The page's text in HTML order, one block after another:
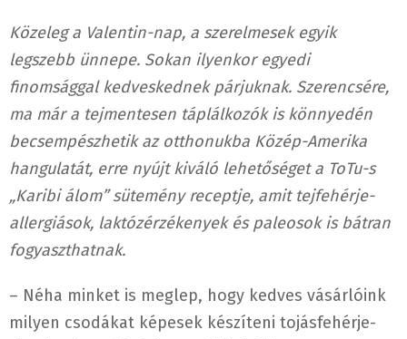
Közeleg a Valentin-nap, a szerelmesek egyik
legszebb ünnepe. Sokan ilyenkor egyedi
finomsággal kedveskednek párjuknak. Szerencsére,
ma már a tejmentesen táplálkozók is könnyedén
becsempészhetik az otthonukba Közép-Amerika
hangulatát, erre nyújt kiváló lehetőséget a ToTu-s
„Karibi álom” sütemény receptje, amit tejfehérje-
allergiások, laktózérzékenyek és paleosok is bátran
fogyaszthatnak.
– Néha minket is meglep, hogy kedves vásárlóink
milyen csodákat képesek készíteni tojásfehérje-